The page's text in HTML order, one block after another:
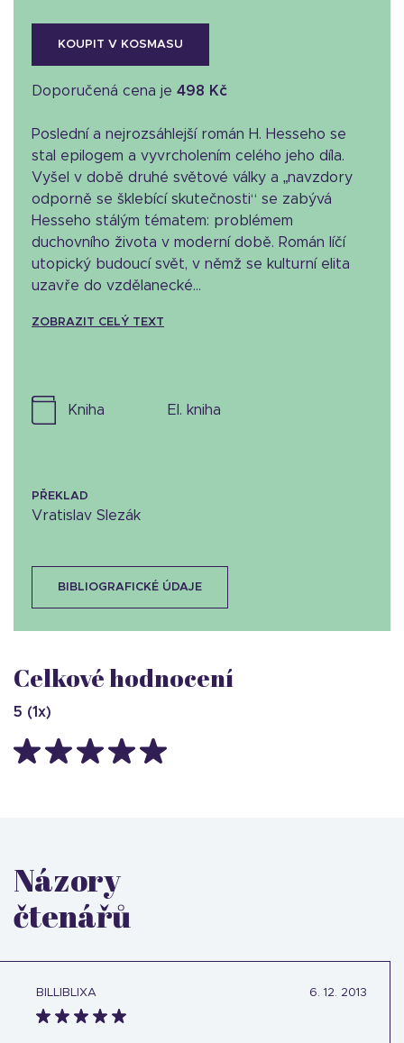
KOUPIT V KOSMASU
Doporučená cena je 498 Kč
Poslední a nejrozsáhlejší román H. Hesseho se
stal epilogem a vyvrcholením celého jeho díla.
Vyšel v době druhé světové války a „navzdory
odporně se šklebící skutečnosti“ se zabývá
Hesseho stálým tématem: problémem
duchovního života v moderní době. Román líčí
utopický budoucí svět, v němž se kulturní elita
uzavře do vzdělanecké...
ZOBRAZIT CELÝ TEXT
kniha el. kniha
PŘEKLAD
Vratislav Slezák
BIBLIOGRAFICKÉ ÚDAJE
Celkové hodnocení
5 (1x)
Názory
čtenářů
BILLIBLIXA 6. 12. 2013